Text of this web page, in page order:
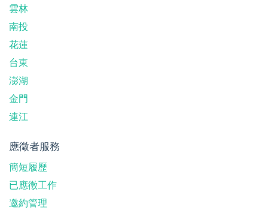
雲林
南投
花蓮
台東
澎湖
金門
連江
應徵者服務
簡短履歷
已應徵工作
邀約管理